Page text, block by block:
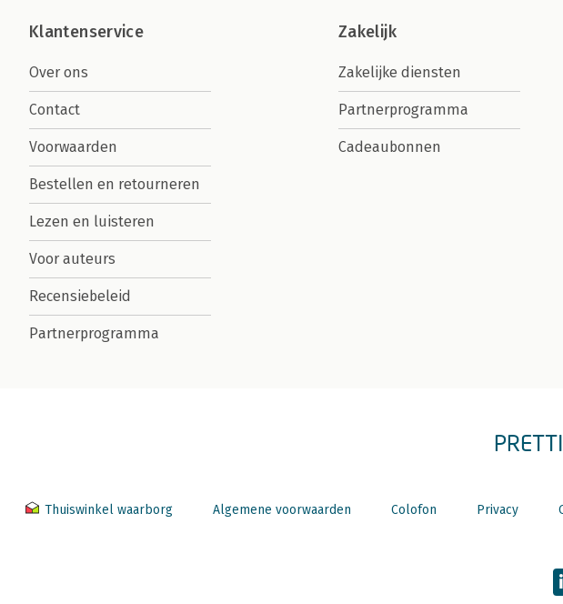
Klantenservice
Over ons
Contact
Voorwaarden
Bestellen en retourneren
Lezen en luisteren
Voor auteurs
Recensiebeleid
Partnerprogramma
Zakelijk
Zakelijke diensten
Partnerprogramma
Cadeaubonnen
Thuiswinkel waarborg Algemene voorwaarden Colofon Privacy